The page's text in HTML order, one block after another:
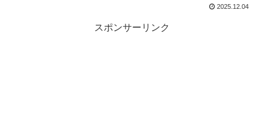
2025.12.04
スポンサーリンク